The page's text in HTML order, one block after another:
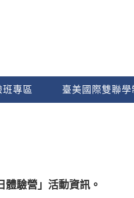
班專區 臺美國際雙聯學
體驗營」活動資訊。